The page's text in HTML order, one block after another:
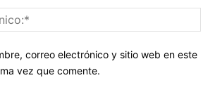
correo electrónico y sitio web en este
vez que comente.